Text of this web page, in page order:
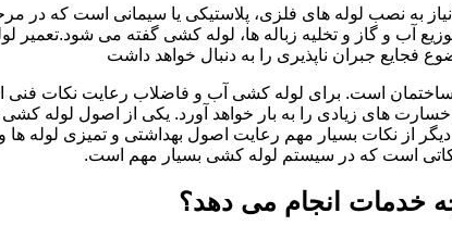
به نصب لوله های فلزی، پلاستیکی یا سیمانی است که در
آب و گاز و تخلیه زباله ها، لوله کشی گفته می شود.تعمیر
فجایع جبران ناپذیری را به دنبال خواهد داشت
است. برای لوله کشی آب و فاضلاب رعایت نکات فنی
های زیادی را به بار خواهد آورد. یکی از اصول لوله
از نکات بسیار مهم رعایت اصول بهداشتی و تمیزی لوله
است که در سیستم لوله کشی بسیار مهم است.
خدمات انجام می دهد؟